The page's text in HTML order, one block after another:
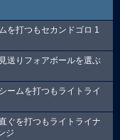
を打つもセカンドゴロ 1
送りフォアボールを選ぶ
ームを打つもライトライ
ぐを打つもライトライナ
ジ